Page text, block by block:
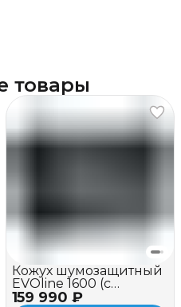
товары
159 990 ₽
Кожух шумозащитный
EVOline 1600 (c
вентилятором)